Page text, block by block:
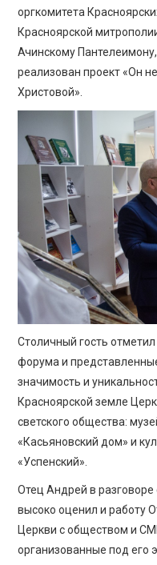
оргкомитета
Красноярской
Ачинскому
реализован проект «Он
Христовой».
Столичный гость
форума и
значимость и
Красноярской земле
светского общества:
«Касьяновский дом» и
«Успенский».
Отец Андрей в
высоко оценил и работу
Церкви с обществом и
организованные под его